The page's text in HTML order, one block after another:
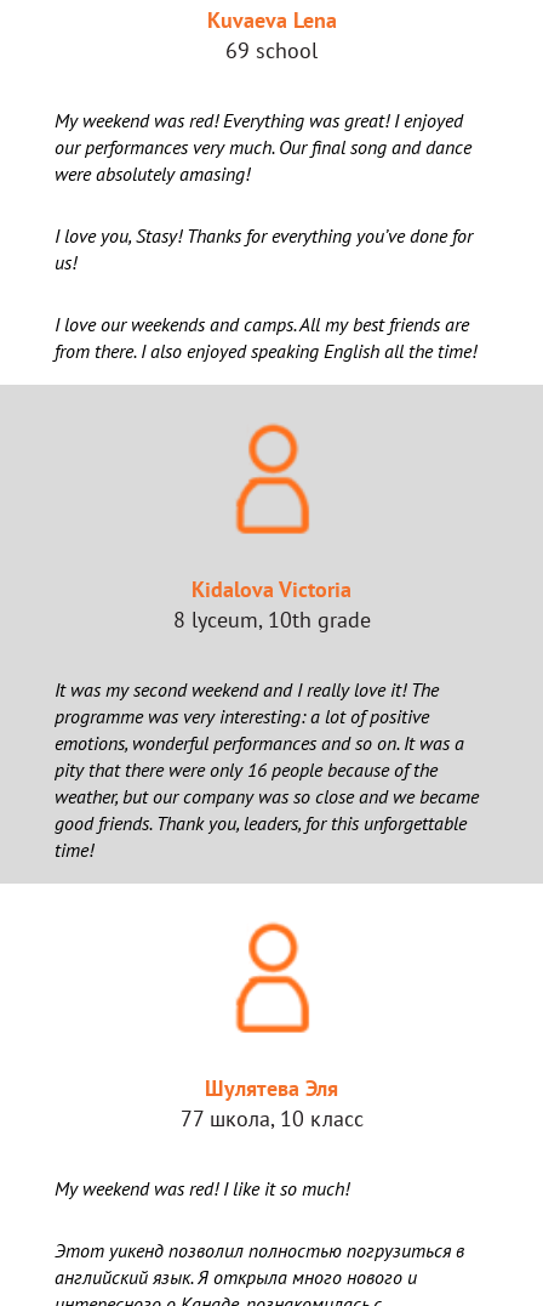
Kuvaeva Lena
69 school
My weekend was red! Everything was great! I enjoyed
our performances very much. Our final song and dance
were absolutely amasing!
I love you, Stasy! Thanks for everything you’ve done for
us!
I love our weekends and camps. All my best friends are
from there. I also enjoyed speaking English all the time!
Kidalova Victoria
8 lyceum, 10th grade
It was my second weekend and I really love it! The
programme was very interesting: a lot of positive
emotions, wonderful performances and so on. It was a
pity that there were only 16 people because of the
weather, but our company was so close and we became
good friends. Thank you, leaders, for this unforgettable
time!
Шулятева Эля
77 школа, 10 класс
My weekend was red! I like it so much!
Этот уикенд позволил полностью погрузиться в
английский язык. Я открыла много нового и